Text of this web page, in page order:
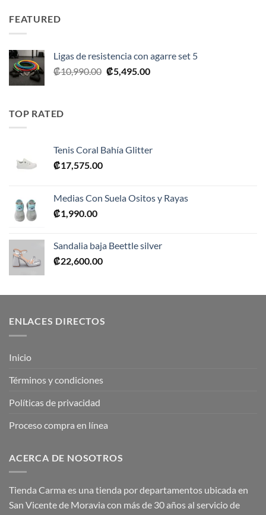
FEATURED
Ligas de resistencia con agarre set 5
₡10,990.00 El
₡5,495.00El
TOP RATED
Tenis Coral Bahía Glitter
₡17,575.00
Medias Con Suela Ositos y Rayas
₡1,990.00
Sandalia baja Beettle silver
₡22,600.00
ENLACES DIRECTOS
Inicio
Términos y condiciones
Políticas de privacidad
Proceso compra en línea
ACERCA DE NOSOTROS
Tienda Carma es una tienda por departamentos ubicada en
San Vicente de Moravia con más de 30 años al servicio de